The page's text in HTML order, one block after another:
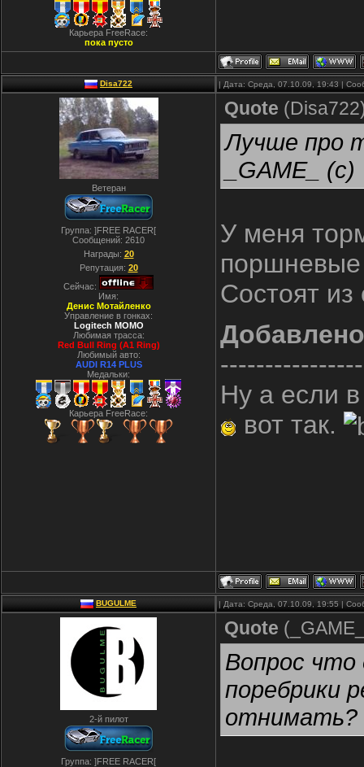
Карьера FreeRace:
пока пусто
Disa722 | Дата: Среда, 07.10.09, 19:43 |
Ветеран
Группа: ]FREE RACER[
Сообщений: 2610
Награды: 20
Репутация: 20
Сейчас:
Имя:
Денис Мотайленко
Управление в гонках:
Logitech MOMO
Любимая трасса:
Red Bull Ring (A1 Ring)
Любимый авто:
AUDI R14 PLUS
Медальки:
Карьера FreeRace:
Quote (Disa722
Лучше про
_GAME_ (с)
У меня
поршневые
Состоят
Добавлено
Ну а если
вот так.
BUGULME | Дата: Среда, 07.10.09, 19:55 |
2-й пилот
Группа: ]FREE RACER[
Quote (
Вопрос что
поребрики
отнимать?